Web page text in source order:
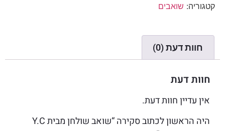
קטגוריה: שואבים
חוות דעת (0)
חוות דעת
אין עדיין חוות דעת.
היה הראשון לכתוב סקירה “שואב שולחן מבית Y.C